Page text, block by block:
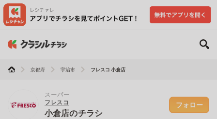
京都府 宇治市 フレスコ 小倉店
スーパー
フレスコ
小倉店のチラシ
フォロー